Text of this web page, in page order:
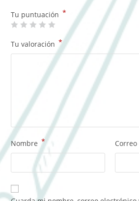
Tu puntuación *
Tu valoración *
Nombre *